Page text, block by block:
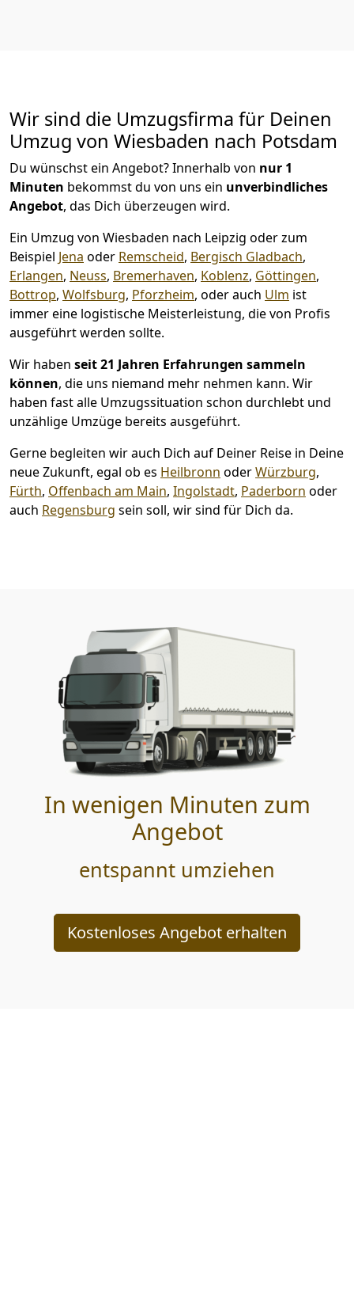
Wir sind die Umzugsfirma für Deinen
Umzug von Wiesbaden nach Potsdam
Du wünschst ein Angebot? Innerhalb von nur 1
Minuten bekommst du von uns ein unverbindliches
Angebot, das Dich überzeugen wird.
Ein Umzug von Wiesbaden nach Leipzig oder zum
Beispiel Jena oder Remscheid, Bergisch Gladbach,
Erlangen, Neuss, Bremer­haven, Koblenz, Göttingen,
Bottrop, Wolfsburg, Pforzheim, oder auch Ulm ist
immer eine logistische Meisterleistung, die von Profis
ausgeführt werden sollte.
Wir haben seit21 Jahren Erfahrungen sammeln
können, die uns niemand mehr nehmen kann. Wir
haben fast alle Umzugssituation schon durchlebt und
unzählige Umzüge bereits ausgeführt.
Gerne begleiten wir auch Dich auf Deiner Reise in Deine
neue Zukunft, egal ob es Heilbronn oderWürzburg,
Fürth, Offenbach am Main, Ingolstadt, Paderborn oder
auch Regensburg sein soll, wir sind für Dich da.
In wenigen Minuten zum
Angebot
entspannt umziehen
Kostenloses Angebot erhalten